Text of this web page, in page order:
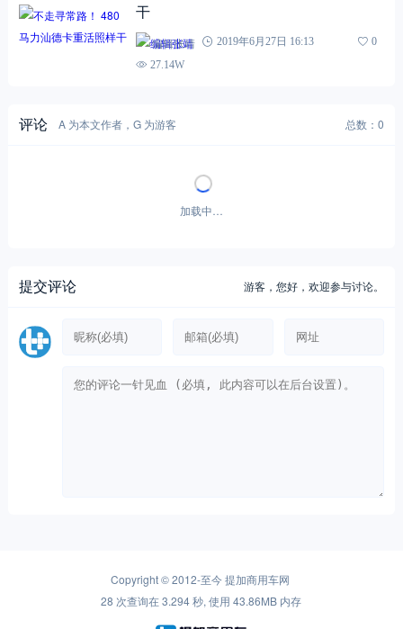
干
编辑张靖 2019年6月27日 16:13
0
27.14W
评论 A 为本文作者，G 为游客 总数：0
加载中…
提交评论 游客，您好，欢迎参与讨论。
Copyright © 2012-至今提加商用车网
28 次查询在 3.294 秒, 使用 43.86MB 内存